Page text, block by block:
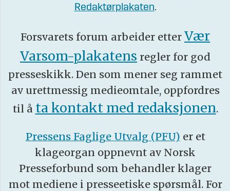
Redaktørplakaten.
Forsvarets forum arbeider etter Vær
Varsom-plakatens regler for god
presseskikk. Den som mener seg rammet
av urettmessig medieomtale, oppfordres
til å ta kontakt med redaksjonen.
Pressens Faglige Utvalg (PFU) er et
klageorgan oppnevnt av Norsk
Presseforbund som behandler klager
mot mediene i presseetiske spørsmål. For